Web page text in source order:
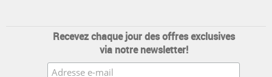
Recevez chaque jour des offres exclusives
via notre newsletter!